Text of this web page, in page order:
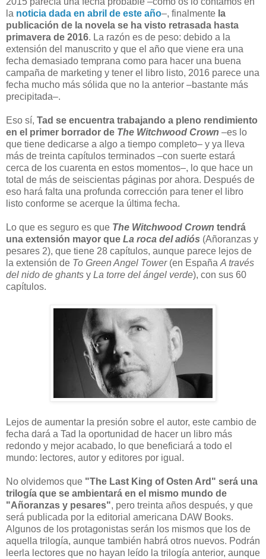
la noticia dada en abril de este año–, finalmente la
publicación de la novela se ha visto retrasada hasta
primavera de 2016. La razón es de peso: debido a la
extensión del manuscrito y que el año que viene era una
fecha demasiado temprana como para hacer una buena
campaña de marketing y tener el libro listo, 2016 parece una
fecha mucho más sólida que no la anterior –bastante más
precipitada–.
Eso sí, Tad se encuentra trabajando a pleno rendimiento
en el primer borrador de The Witchwood Crown –es lo
que tiene dedicarse a algo a tiempo completo– y ya lleva
más de treinta capítulos terminados –con suerte estará
cerca de los cuarenta en estos momentos–, lo que hace un
total de más de seiscientas páginas por ahora. Después de
eso hará falta una profunda corrección para tener el libro
listo conforme se acerque la última fecha.
Lo que es seguro es que The Witchwood Crown tendrá
una extensión mayor que La roca del adiós (Añoranzas y
pesares 2), que tiene 28 capítulos, aunque parece lejos de
la extensión de To Green Angel Tower(en España A través
del nido de ghants y La torre del ángel verde), con sus 60
capítulos.
Lejos de aumentar la presión sobre el autor, este cambio de
fecha dará a Tad la oportunidad de hacer un libro más
redondo y mejor acabado, lo que beneficiará a todo el
mundo: lectores, autor y editores por igual.
No olvidemos que "The Last King of Osten Ard" será una
trilogía que se ambientará en el mismo mundo de
"Añoranzas y pesares", pero treinta años después, y que
será publicada por la editorial americana DAW Books.
Algunos de los protagonistas serán los mismos que los de
aquella trilogía, aunque también habrá otros nuevos. Podrán
leerla lectores que no hayan leído la trilogía anterior, aunque